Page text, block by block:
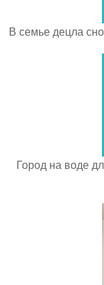
В семье децла
Город на воде